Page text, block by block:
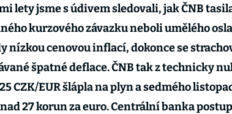
lety jsme s údivem sledovali, jak ČNB
kurzového závazku neboli umělého
nízkou cenovou inflací, dokonce se
špatné deflace. ČNB tak z technicky
CZK/EUR šlápla na plyn a sedmého
27 korun za euro. Centrální banka